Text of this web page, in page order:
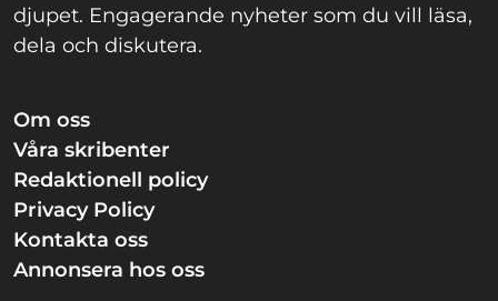
djupet. Engagerande nyheter som du vill läsa,
dela och diskutera.
Om oss
Våra skribenter
Redaktionell policy
Privacy Policy
Kontakta oss
Annonsera hos oss